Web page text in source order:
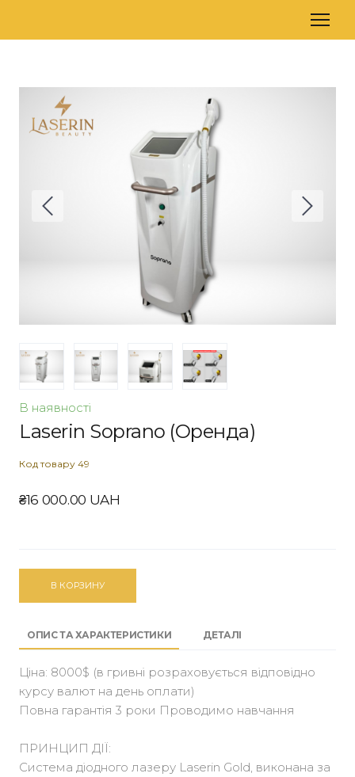
В наявності
Laserin Soprano (Оренда)
Код товару 49
₴16 000.00 UAH
В КОРЗИНУ
ОПИС ТА ХАРАКТЕРИСТИКИ ДЕТАЛІ
Ціна: 8000$ (в гривні розраховується відповідно
курсу валют на день оплати)
Повна гарантія 3 роки Проводимо навчання
ПРИНЦИП ДІЇ:
Система діодного лазеру Laserin Gold, виконана за